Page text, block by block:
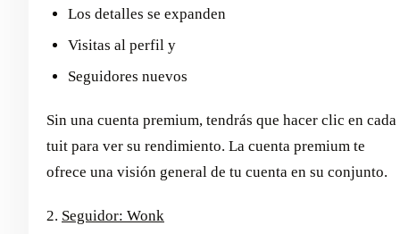
Los detalles se expanden
Visitas al perfil y
Seguidores nuevos
Sin una cuenta premium, tendrás que hacer clic en cada
tuit para ver su rendimiento. La cuenta premium te
ofrece una visión general de tu cuenta en su conjunto.
2. Seguidor: Wonk